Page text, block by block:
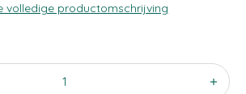
volledige productomschrijving